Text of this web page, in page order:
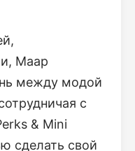
Maap
между модой
с
& Mini
сделать свой